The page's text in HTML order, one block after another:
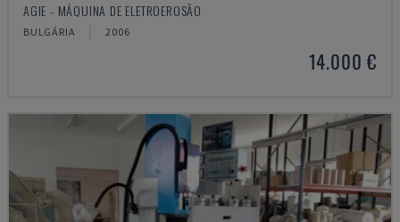
AGIE - MÁQUINA DE ELETROEROSÃO
BULGÁRIA 2006
14.000 €